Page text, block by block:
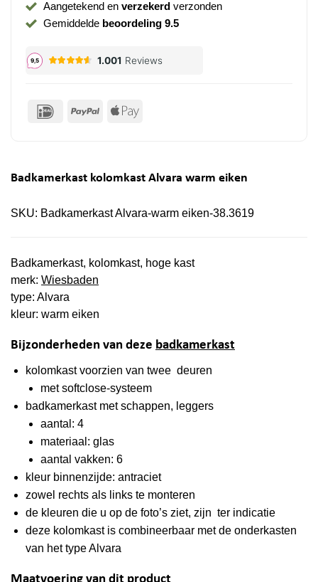
Aangetekend en verzekerdverzonden
Gemiddelde beoordeling 9.5
IDeal PayPal Apple
Badkamerkast kolomkast Alvara warm eiken
SKU: Badkamerkast Alvara-warm eiken-38.3619
Badkamerkast, kolomkast, hoge kast
merk: Wiesbaden
type: Alvara
kleur: warm eiken
Bijzonderheden van deze badkamerkast
kolomkast voorzien van twee deuren
met softclose-systeem
badkamerkast met schappen, leggers
aantal: 4
materiaal: glas
aantal vakken: 6
kleur binnenzijde: antraciet
zowel rechts als links te monteren
de kleuren die u op de foto’s ziet, zijn ter indicatie
deze kolomkast is combineerbaar met de onderkasten
van het type Alvara